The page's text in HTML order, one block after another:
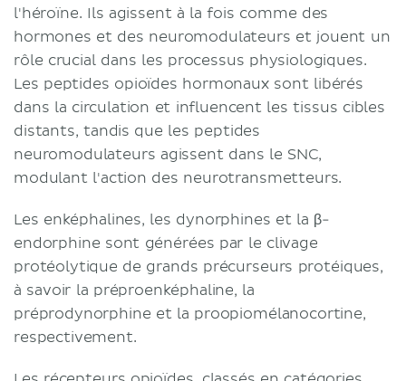
l'héroïne. Ils agissent à la fois comme des
hormones et des neuromodulateurs et jouent un
rôle crucial dans les processus physiologiques.
Les peptides opioïdes hormonaux sont libérés
dans la circulation et influencent les tissus cibles
distants, tandis que les peptides
neuromodulateurs agissent dans le SNC,
modulant l'action des neurotransmetteurs.
Les enképhalines, les dynorphines et la β-
endorphine sont générées par le clivage
protéolytique de grands précurseurs protéiques,
à savoir la préproenképhaline, la
préprodynorphine et la proopiomélanocortine,
respectivement.